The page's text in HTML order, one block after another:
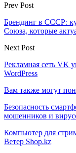
Prev Post
Брендинг в СССР:
Союза, которые
Next Post
Рекламная сеть VK
WordPress
Вам также могут
Безопасность
мошенников и
Компьютер для
Ветер Shop.kz